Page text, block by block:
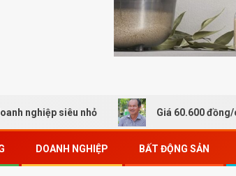
siêu nhỏ Giá 60.600 đồng/cp, định
DOANH NGHIỆP BẤT ĐỘNG SẢN